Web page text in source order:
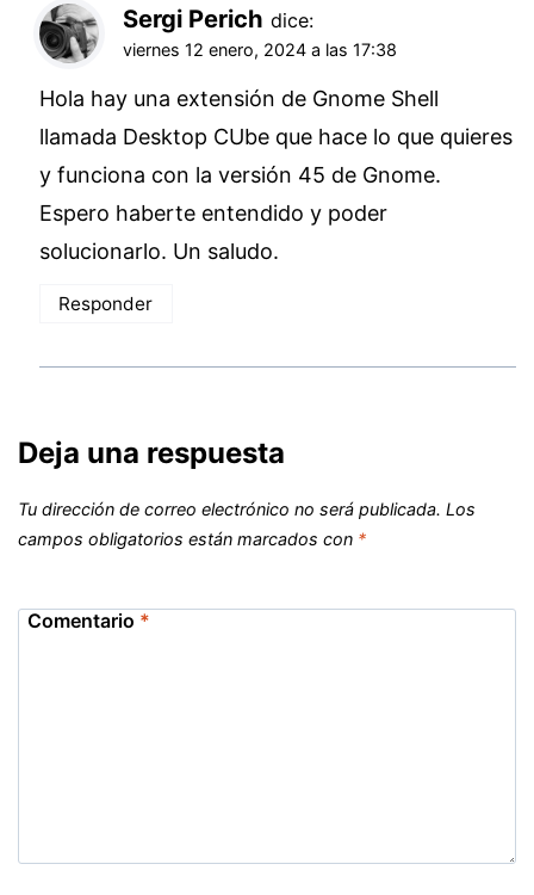
Sergi Perich dice:
viernes 12 enero, 2024 a las 17:38
Hola hay una extensión de Gnome Shell
llamada Desktop CUbe que hace lo que quieres
y funciona con la versión 45 de Gnome.
Espero haberte entendido y poder
solucionarlo. Un saludo.
Responder
Deja una respuesta
Tu dirección de correo electrónico no será publicada. Los
campos obligatorios están marcados con *
Comentario *